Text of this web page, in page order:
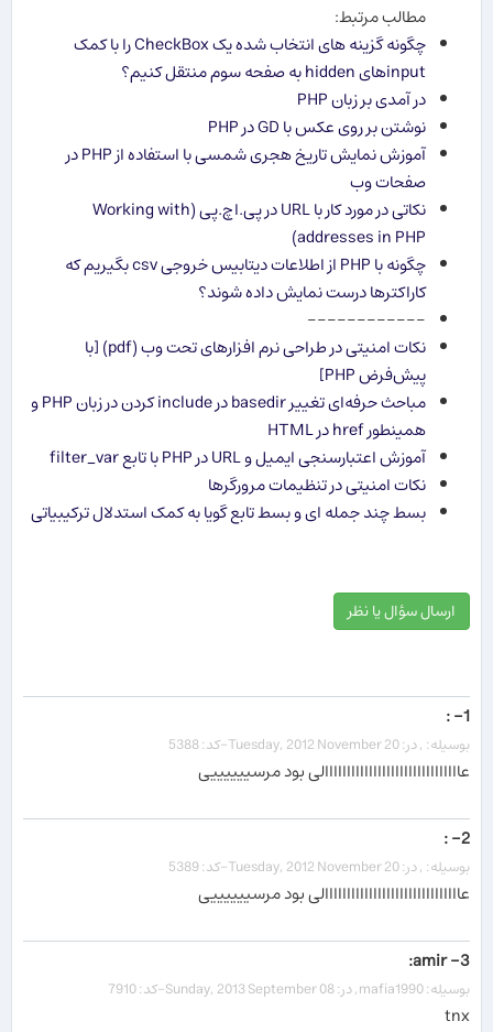
مطالب مرتبط:
چگونه گزینه های انتخاب شده یک CheckBox را با کمک
inputهای hidden به صفحه سوم منتقل کنیم؟
در آمدی بر زبان PHP
نوشتن بر روی عکس با GD در PHP
آموزش نمایش تاریخ هجری شمسی با استفاده از PHP در
صفحات وب
نکاتی در مورد کار با URL در پی.اچ.پی (Working with
addresses in PHP)
چگونه با PHP از اطلاعات دیتابیس خروجی csv بگیریم که
کاراکترها درست نمایش داده شوند؟
------------
نکات امنیتی در طراحی نرم افزارهای تحت وب (pdf) [با
پیش‌فرض PHP]
مباحث حرفه‌ای تغییر basedir در include کردن در زبان PHP و
همینطور href در HTML
آموزش اعتبارسنجی ایمیل و URL در PHP با تابع filter_var
نکات امنیتی در تنظیمات مرورگرها
بسط چند جمله ای و بسط تابع گویا به کمک استدلال ترکیبیاتی
ارسال سؤال یا نظر
1- :
بوسیله: , در: Tuesday, 2012 November 20-کد: 5388
عااااااااااااااااااااااااااااااالی بود مرسییییییی
2- :
بوسیله: , در: Tuesday, 2012 November 20-کد: 5389
عااااااااااااااااااااااااااااااالی بود مرسییییییی
3- amir:
بوسیله: mafia1990, در: Sunday, 2013 September 08-کد: 7910
tnx